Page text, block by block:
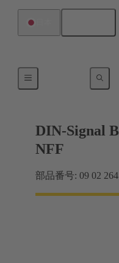
マザーボード ツ
DIN-Signal
NFF
部品番号: 09 02